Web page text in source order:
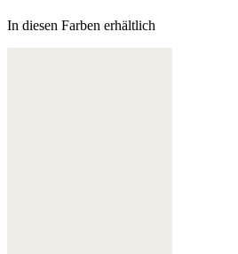
In diesen Farben erhältlich